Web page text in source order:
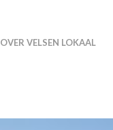
OVER VELSEN LOKAAL